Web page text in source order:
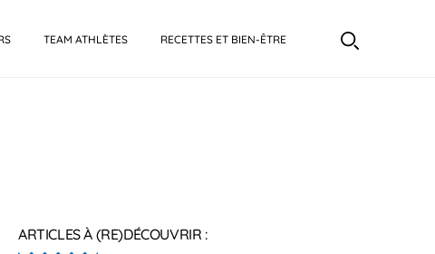
TEAM ATHLÈTES RECETTES ET BIEN-ÊTRE
ARTICLES À (RE)DÉCOUVRIR :